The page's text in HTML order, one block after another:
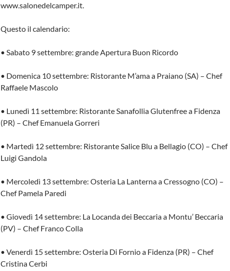
www.salonedelcamper.it.
Questo il calendario:
• Sabato 9 settembre: grande Apertura Buon Ricordo
• Domenica 10 settembre: Ristorante M’ama a Praiano (SA) – Chef
Raffaele Mascolo
• Lunedì 11 settembre: Ristorante Sanafollia Glutenfree a Fidenza
(PR) – Chef Emanuela Gorreri
• Martedì 12 settembre: Ristorante Salice Blu a Bellagio (CO) – Chef
Luigi Gandola
• Mercoledì 13 settembre: Osteria La Lanterna a Cressogno (CO) –
Chef Pamela Paredi
• Giovedì 14 settembre: La Locanda dei Beccaria a Montu’ Beccaria
(PV) – Chef Franco Colla
• Venerdì 15 settembre: Osteria Di Fornio a Fidenza (PR) – Chef
Cristina Cerbi